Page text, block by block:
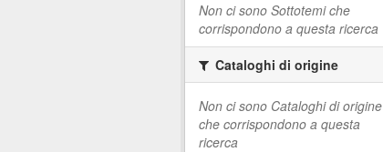
Non ci sono Sottotemi che
corrispondono a questa ricerca
Cataloghi di origine
Non ci sono Cataloghi di origine
che corrispondono a questa
ricerca